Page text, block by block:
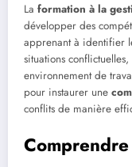
La formation à la
développer des
apprenant à identifier
situations
environnement de
pour instaurer une
conflits de manière